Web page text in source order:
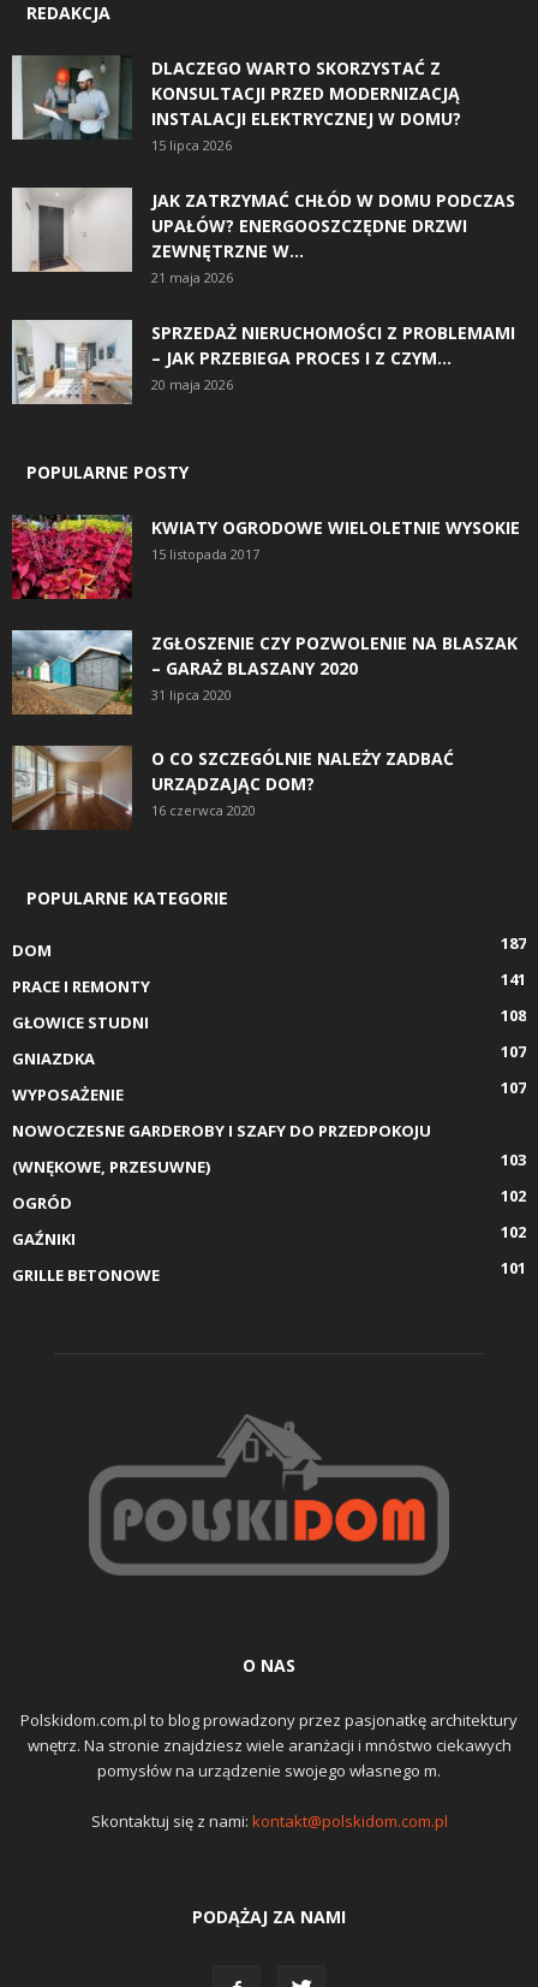
REDAKCJA
DLACZEGO WARTO SKORZYSTAĆ Z
KONSULTACJI PRZED MODERNIZACJĄ
INSTALACJI ELEKTRYCZNEJ W DOMU?
15 lipca 2026
JAK ZATRZYMAĆ CHŁÓD W DOMU PODCZAS
UPAŁÓW? ENERGOOSZCZĘDNE DRZWI
ZEWNĘTRZNE W...
21 maja 2026
SPRZEDAŻ NIERUCHOMOŚCI Z PROBLEMAMI
– JAK PRZEBIEGA PROCES I Z CZYM...
20 maja 2026
POPULARNE POSTY
KWIATY OGRODOWE WIELOLETNIE WYSOKIE
15 listopada 2017
ZGŁOSZENIE CZY POZWOLENIE NA BLASZAK
– GARAŻ BLASZANY 2020
31 lipca 2020
O CO SZCZEGÓLNIE NALEŻY ZADBAĆ
URZĄDZAJĄC DOM?
16 czerwca 2020
POPULARNE KATEGORIE
DOM
187
PRACE I REMONTY
141
GŁOWICE STUDNI
108
GNIAZDKA
107
WYPOSAŻENIE
107
NOWOCZESNE GARDEROBY I SZAFY DO PRZEDPOKOJU
(WNĘKOWE, PRZESUWNE)
103
OGRÓD
102
GAŹNIKI
102
GRILLE BETONOWE
101
O NAS
Polskidom.com.pl to blog prowadzony przez pasjonatkę architektury
wnętrz. Na stronie znajdziesz wiele aranżacji i mnóstwo ciekawych
pomysłów na urządzenie swojego własnego m.
Skontaktuj się z nami: kontakt@polskidom.com.pl
PODĄŻAJ ZA NAMI